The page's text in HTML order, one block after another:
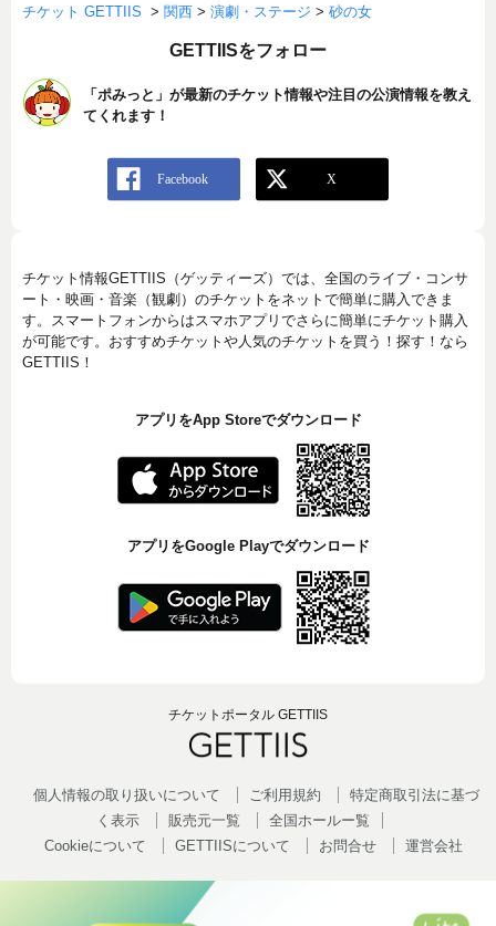
チケット GETTIIS > 関西 > 演劇・ステージ > 砂の女
GETTIISをフォロー
「ポみっと」が最新のチケット情報や注目の公演情報を教え
てくれます！
チケット情報GETTIIS（ゲッティーズ）では、全国のライブ・コンサ
ート・映画・音楽（観劇）のチケットをネットで簡単に購入できま
す。スマートフォンからはスマホアプリでさらに簡単にチケット購入
が可能です。おすすめチケットや人気のチケットを買う！探す！なら
GETTIIS！
アプリをApp Storeでダウンロード
アプリをGoogle Playでダウンロード
チケットポータル GETTIIS
個人情報の取り扱いについて ご利用規約
特定商取引法に基づ
く表示
販売元一覧
全国ホールー覧
Cookieについて
GETTIISについて お問合せ 運営会社